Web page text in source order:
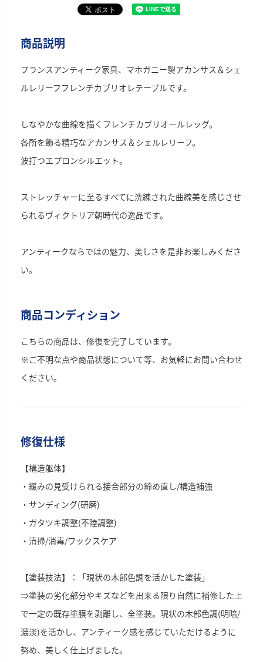
商品説明
フランスアンティーク家具、マホガニー製アカンサス＆シェ
ルレリーフフレンチカブリオレテーブルです。
しなやかな曲線を描くフレンチカブリオールレッグ。
各所を飾る精巧なアカンサス＆シェルレリーフ。
波打つエプロンシルエット。
ストレッチャーに至るすべてに洗練された曲線美を感じさせ
られるヴィクトリア朝時代の逸品です。
アンティークならではの魅力、美しさを是非お楽しみくださ
い。
商品コンディション
こちらの商品は、修復を完了しています。
※ご不明な点や商品状態について等、お気軽にお問い合わせ
ください。
修復仕様
【構造躯体】
・緩みの見受けられる接合部分の締め直し/構造補強
・サンディング(研磨)
・ガタツキ調整(不陸調整)
・清掃/消毒/ワックスケア
【塗装技法】：「現状の木部色調を活かした塗装」
⇒塗装の劣化部分やキズなどを出来る限り自然に補修した上
で一定の既存塗膜を剥離し、全塗装。現状の木部色調(明暗/
濃淡)を活かし、アンティーク感を感じていただけるように
努め、美しく仕上げました。